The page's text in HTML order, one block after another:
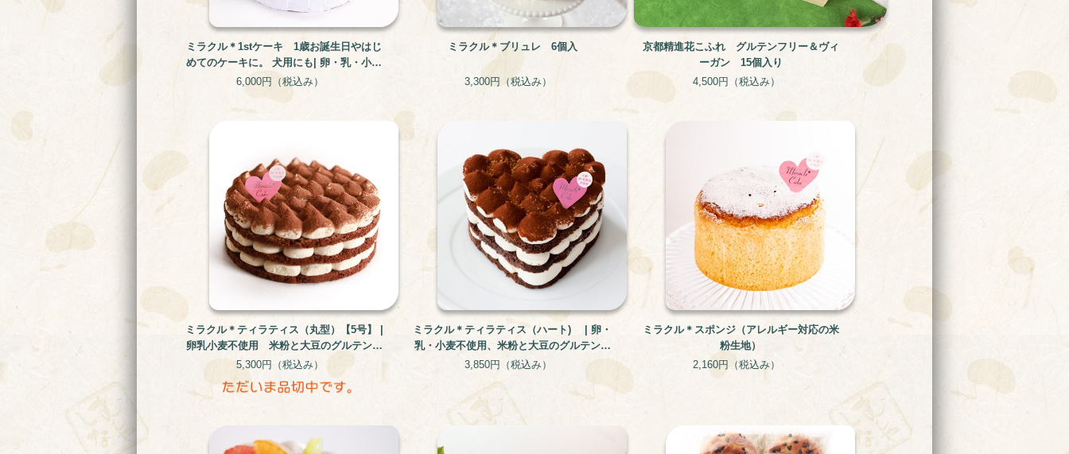
ミラクル＊1stケーキ 1歳お誕生日やはじ
めてのケーキに。 犬用にも| 卵・乳・小麦
不使用のアレルギー対応ケーキ
6,000円 （税込み）
ミラクル＊ブリュレ 6個入
3,300円 （税込み）
京都精進花こふれ グルテンフリー＆ヴィ
ーガン 15個入り
4,500円
（税込み）
ミラクル＊ティラティス（丸型）【5号】 |
卵乳小麦不使用 米粉と大豆のグルテンフ
リー・アレルギー対応ケーキ
5,300円 （税込み）
ミラクル＊ティラティス（ハート) | 卵・
乳・小麦不使用、米粉と大豆のグルテンフ
リー・アレルギー対応ケーキ
3,850円 （税込み）
ミラクル＊スポンジ（アレルギー対応の米
粉生地）
2,160円
（税込み）